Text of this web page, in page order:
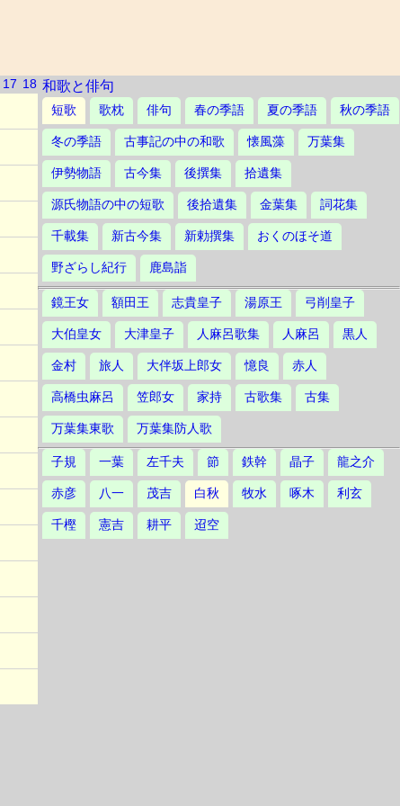
17 18 和歌と俳句
短歌 歌枕 俳句 春の季語 夏の季語 秋の季語
冬の季語 古事記の中の和歌 懐風藻 万葉集
伊勢物語 古今集 後撰集 拾遺集
源氏物語の中の短歌 後拾遺集 金葉集 詞花集
千載集 新古今集 新勅撰集 おくのほそ道
野ざらし紀行 鹿島詣
鏡王女 額田王 志貴皇子 湯原王 弓削皇子
大伯皇女 大津皇子 人麻呂歌集 人麻呂 黒人
金村 旅人 大伴坂上郎女 憶良 赤人
高橋虫麻呂 笠郎女 家持 古歌集 古集
万葉集東歌 万葉集防人歌
子規 一葉 左千夫 節 鉄幹 晶子 龍之介
赤彦 八一 茂吉 白秋 牧水 啄木 利玄
千樫 憲吉 耕平 迢空